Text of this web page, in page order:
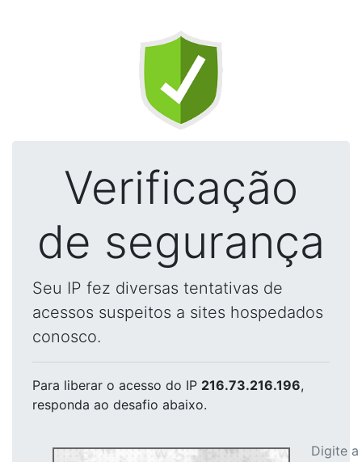
Verificação
de segurança
Seu IP fez diversas tentativas de
acessos suspeitos a sites hospedados
conosco.
Para liberar o acesso do IP 216.73.216.196,
responda ao desafio abaixo.
Digite